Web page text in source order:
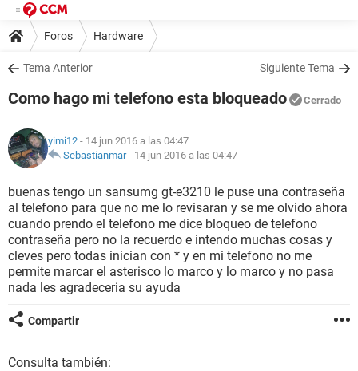
Foros Hardware
Tema Anterior Siguiente Tema
Como hago mi telefono esta bloqueado Cerrado
yimi12 - 14 jun 2016 a las 04:47
Sebastianmar- 14 jun 2016 a las 04:47
buenas tengo un sansumg gt-e3210 le puse una contraseña
al telefono para que no me lo revisaran y se me olvido ahora
cuando prendo el telefono me dice bloqueo de telefono
contraseña pero no la recuerdo e intendo muchas cosas y
cleves pero todas inician con * y en mi telefono no me
permite marcar el asterisco lo marco y lo marco y no pasa
nada les agradeceria su ayuda
Compartir
Consulta también: